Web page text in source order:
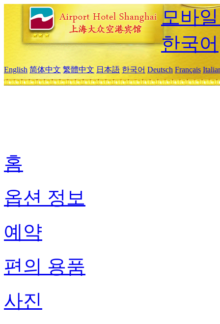
모바
한국어
English 简体中文 繁體中文 日本語 한국어 Deutsch Français
홈
옵션 정보
예약
편의 용품
사진